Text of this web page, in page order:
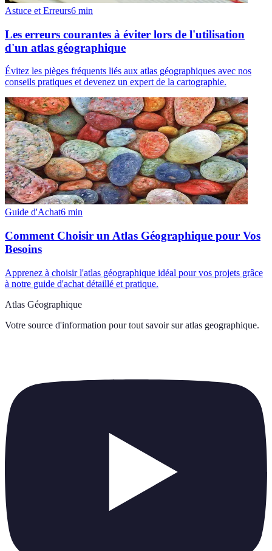
Astuce et Erreurs6 min
Les erreurs courantes à éviter lors de l'utilisation
d'un atlas géographique
Évitez les pièges fréquents liés aux atlas géographiques avec nos
conseils pratiques et devenez un expert de la cartographie.
Guide d'Achat6 min
Comment Choisir un Atlas Géographique pour Vos
Besoins
Apprenez à choisir l'atlas géographique idéal pour vos projets grâce
à notre guide d'achat détaillé et pratique.
Atlas Géographique
Votre source d'information pour tout savoir sur atlas geographique.